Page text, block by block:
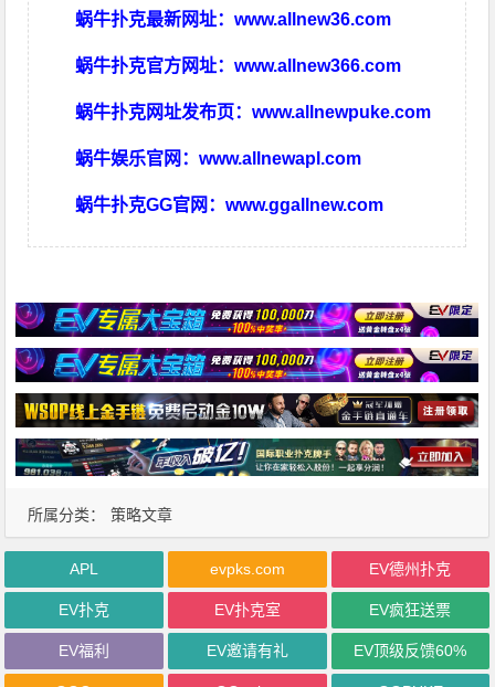
蜗牛扑克最新网址：www.allnew36.com
蜗牛扑克官方网址：www.allnew366.com
蜗牛扑克网址发布页：www.allnewpuke.com
蜗牛娱乐官网：www.allnewapl.com
蜗牛扑克GG官网：www.ggallnew.com
所属分类： 策略文章
APL evpks.com EV德州扑克
EV扑克 EV扑克室 EV疯狂送票
EV福利 EV邀请有礼 EV顶级反馈60%